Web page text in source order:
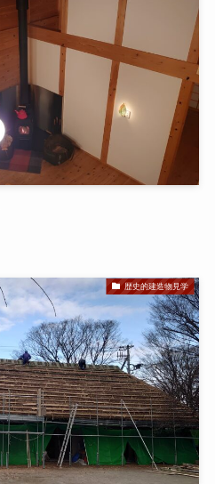
歴史的建造物見学